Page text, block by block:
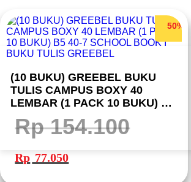
50%
(10 BUKU) GREEBEL BUKU
TULIS CAMPUS BOXY 40
LEMBAR (1 PACK 10 BUKU) B5
40-7 SCHOOL BOOK I BUKU
TULIS GREEBEL
Rp154.100
Harga
adalah:
Rp 154.100.
Rp 77.050ini
adalah: